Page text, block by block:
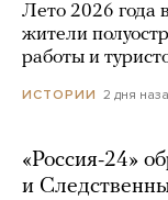
Лето 2026 года
жители
работы и
ИСТОРИИ 2 дня
«Россия-24»
и